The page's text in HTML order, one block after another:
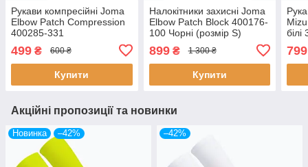
Рукави компресійні Joma
Elbow Patch Compression
400285-331
499 ₴ 600 ₴
Купити
Налокітники захисні Joma
Elbow Patch Block 400176-
100 Чорні (розмір S)
899₴ 1 300 ₴
Купити
799
Акційні пропозиції та новинки
Новинка –42% –42%